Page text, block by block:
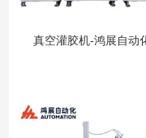
真空灌胶机-鸿展自动